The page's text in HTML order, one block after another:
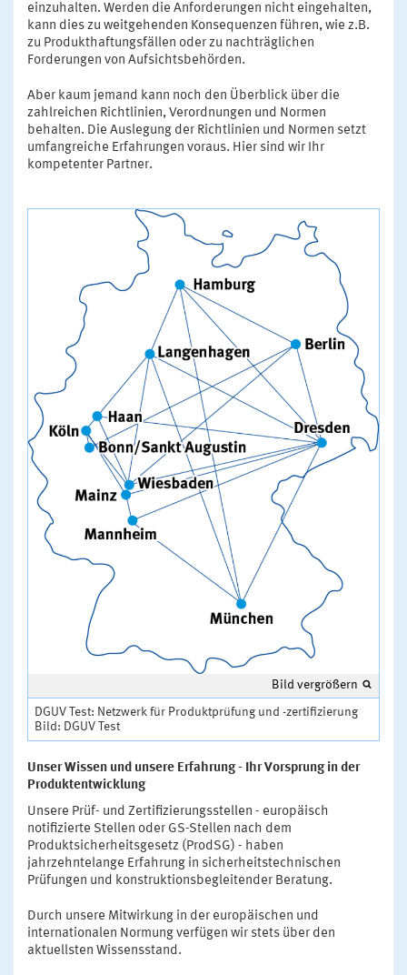
einzuhalten. Werden die Anforderungen nicht eingehalten,
kann dies zu weitgehenden Konsequenzen führen, wie z.B.
zu Produkthaftungsfällen oder zu nachträglichen
Forderungen von Aufsichtsbehörden.
Aber kaum jemand kann noch den Überblick über die
zahlreichen Richtlinien, Verordnungen und Normen
behalten. Die Auslegung der Richtlinien und Normen setzt
umfangreiche Erfahrungen voraus. Hier sind wir Ihr
kompetenter Partner.
Bild vergrößern
DGUV Test: Netzwerk für Produktprüfung und -zertifizierung
Bild: DGUV Test
Unser Wissen und unsere Erfahrung - Ihr Vorsprung in der
Produktentwicklung
Unsere Prüf- und Zertifizierungsstellen - europäisch
notifizierte Stellen oder GS-Stellen nach dem
Produktsicherheitsgesetz (ProdSG) - haben
jahrzehntelange Erfahrung in sicherheitstechnischen
Prüfungen und konstruktionsbegleitender Beratung.
Durch unsere Mitwirkung in der europäischen und
internationalen Normung verfügen wir stets über den
aktuellsten Wissensstand.